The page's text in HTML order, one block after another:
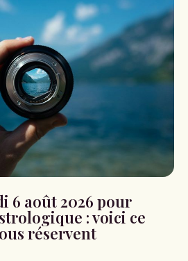
6 août 2026 pour
: voici ce
réservent